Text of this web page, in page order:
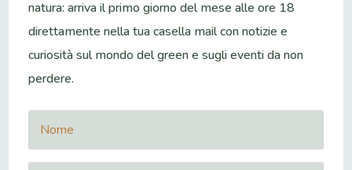
natura: arriva il primo giorno del mese alle ore 18
direttamente nella tua casella mail con notizie e
curiosità sul mondo del green e sugli eventi da non
perdere.